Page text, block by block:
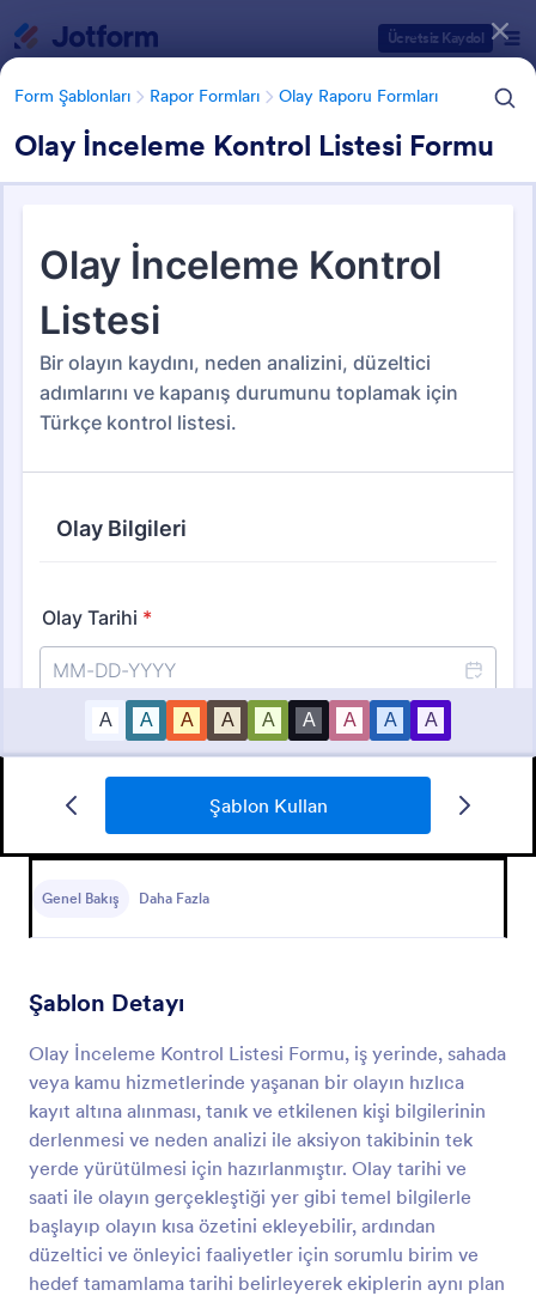
Ücretsiz Kaydol
Form Şablonları Rapor Formları Olay Raporu Formları
Olay İnceleme Kontrol Listesi Formu
Şablon Kullan
Genel Bakış Daha Fazla
Şablon Detayı
Olay İnceleme Kontrol Listesi Formu, iş yerinde, sahada
veya kamu hizmetlerinde yaşanan bir olayın hızlıca
kayıt altına alınması, tanık ve etkilenen kişi bilgilerinin
derlenmesi ve neden analizi ile aksiyon takibinin tek
yerde yürütülmesi için hazırlanmıştır. Olay tarihi ve
saati ile olayın gerçekleştiği yer gibi temel bilgilerle
başlayıp olayın kısa özetini ekleyebilir, ardından
düzeltici ve önleyici faaliyetler için sorumlu birim ve
hedef tamamlama tarihi belirleyerek ekiplerin aynı plan
Form Şablonları Rapor Formları Olay Raporu Formları
Olay Raporu Formları
Olay Bildirim Formu
raporlanması ve belgelenmesi sürecini kolaylaştırmak
Önizleme
Form Şablonu Kategorileri